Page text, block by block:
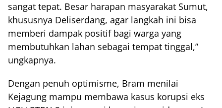
sangat tepat. Besar harapan masyarakat Sumut,
khususnya Deliserdang, agar langkah ini bisa
memberi dampak positif bagi warga yang
membutuhkan lahan sebagai tempat tinggal,”
ungkapnya.
Dengan penuh optimisme, Bram menilai
Kejagung mampu membawa kasus korupsi eks